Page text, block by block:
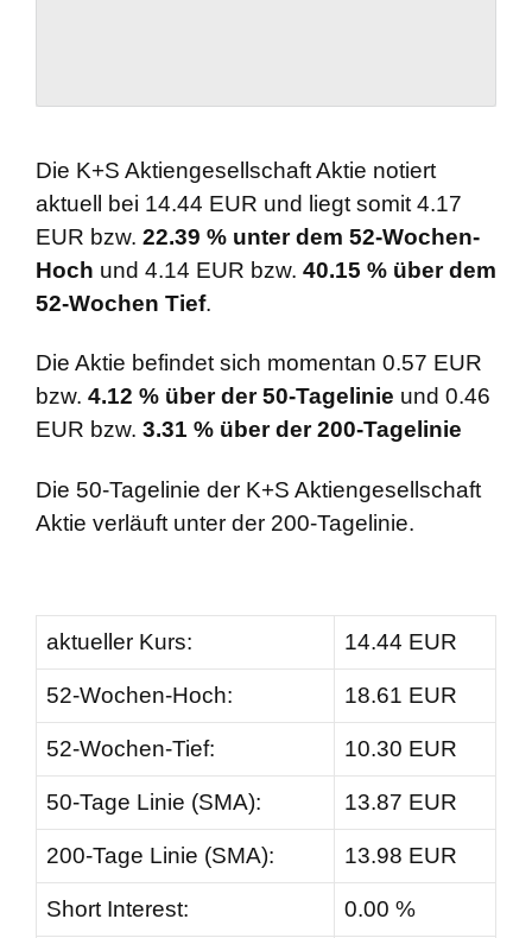
Die K+S Aktiengesellschaft Aktie notiert
aktuell bei 14.44 EUR und liegt somit 4.17
EUR bzw. 22.39 % unter dem 52-Wochen-
Hoch und 4.14 EUR bzw. 40.15 % über dem
52-Wochen Tief.
Die Aktie befindet sich momentan 0.57 EUR
bzw. 4.12 % über der 50-Tagelinie und 0.46
EUR bzw. 3.31 % über der 200-Tagelinie
Die 50-Tagelinie der K+S Aktiengesellschaft
Aktie verläuft unter der 200-Tagelinie.
aktueller Kurs: 14.44 EUR
52-Wochen-Hoch: 18.61 EUR
52-Wochen-Tief: 10.30 EUR
50-Tage Linie (SMA): 13.87 EUR
200-Tage Linie (SMA): 13.98 EUR
Short Interest: 0.00 %